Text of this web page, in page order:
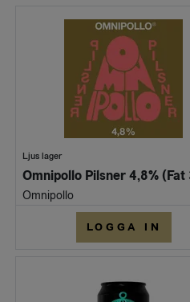
Ljus lager
Omnipollo Pilsner 4,8%
Omnipollo
LOGGA IN